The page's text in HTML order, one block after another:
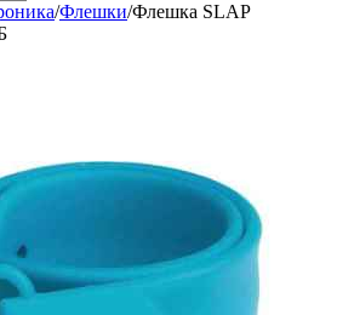
/Флешки/Флешка SLAP